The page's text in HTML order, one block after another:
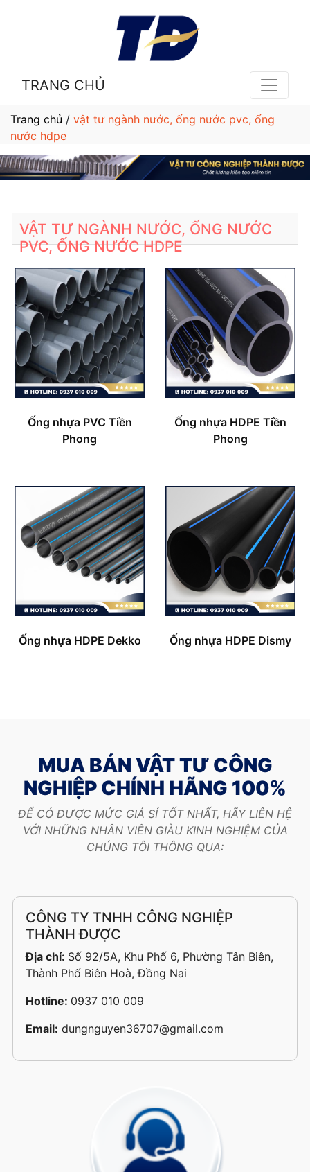
TRANG CHỦ
Trang chủ / vật tư ngành nước, ống nước pvc, ống
nước hdpe
VẬT TƯ NGÀNH NƯỚC, ỐNG NƯỚC
PVC, ỐNG NƯỚC HDPE
Ống nhựa PVC Tiền
Phong
Ống nhựa HDPE Tiền
Phong
Ống nhựa HDPE Dekko Ống nhựa HDPE Dismy
MUA BÁN VẬT TƯ CÔNG
NGHIỆP CHÍNH HÃNG 100%
ĐỂ CÓ ĐƯỢC MỨC GIÁ SỈ TỐT NHẤT, HÃY LIÊN HỆ
VỚI NHỮNG NHÂN VIÊN GIÀU KINH NGHIỆM CỦA
CHÚNG TÔI THÔNG QUA:
CÔNG TY TNHH CÔNG NGHIỆP
THÀNH ĐƯỢC
Địa chỉ: Số 92/5A, Khu Phố 6, Phường Tân Biên,
Thành Phố Biên Hoà, Đồng Nai
Hotline: 0937 010 009
Email: dungnguyen36707@gmail.com